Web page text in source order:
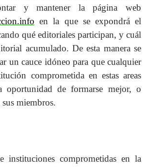
y mantener la página web
en la que se expondrá el
qué editoriales participan, y cuál
acumulado. De esta manera se
un cauce idóneo para que cualquier
comprometida en estas areas
oportunidad de formarse mejor, o
miembros.
instituciones comprometidas en la